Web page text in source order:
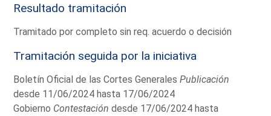
Resultado tramitación
Tramitado por completo sin req. acuerdo o decisión
Tramitación seguida por la iniciativa
Boletín Oficial de las Cortes GeneralesPublicación
desde 11/06/2024 hasta 17/06/2024
Gobierno Contestación desde 17/06/2024 hasta